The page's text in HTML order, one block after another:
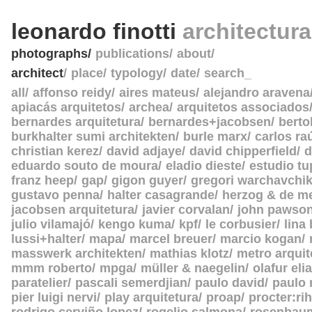
leonardo finotti
photographs publications about
architect place typology date search_
all
affonso reidy aires mateus alejandro aravena
apiacás arquitetos archea arquitetos associados
bernardes arquitetura
bernardes+jacobsen
burkhalter sumi architekten
burle marx carlos
christian kerez david adjaye david chipperfield
eduardo souto de moura eladio dieste estudio
franz heep gap gigon guyer gregori warchavchik
gustavo penna
halter casagrande
herzog & de
jacobsen arquitetura javier corvalan
john
julio vilamajó
kengo kuma kpf le corbusier
lina
lussi+halter mapa marcel breuer marcio kogan
masswerk architekten
mathias klotz metro
mmm roberto mpga müller & naegelin olafur
paratelier pascali semerdjian paulo david
paulo
pier luigi nervi
play arquitetura proap